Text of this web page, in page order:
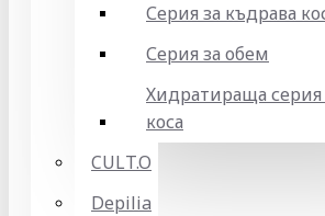
Серия за къдрава
Серия за обем
Хидратираща серия
коса
CULT.O
Depilia